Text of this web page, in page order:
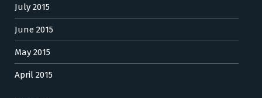
July 2015
June 2015
May 2015
April 2015